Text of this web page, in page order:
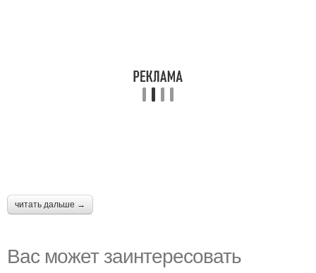
читать дальше →
Вас может заинтересовать